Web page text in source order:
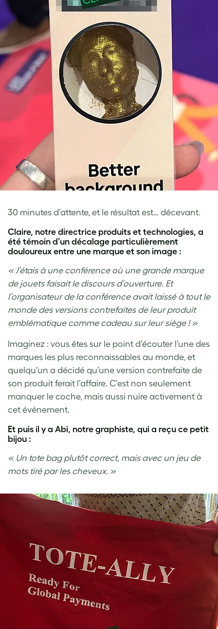
30 minutes d’attente, et le résultat est… décevant.
Claire, notre directrice produits et technologies, a
été témoin d’un décalage particulièrement
douloureux entre une marque et son image :
« J’étais à une conférence où une grande marque
de jouets faisait le discours d’ouverture. Et
l’organisateur de la conférence avait laissé à tout le
monde des versions contrefaites de leur produit
emblématique comme cadeau sur leur siège ! »
Imaginez : vous êtes sur le point d’écouter l’une des
marques les plus reconnaissables au monde, et
quelqu’un a décidé qu’une version contrefaite de
son produit ferait l’affaire. C’est non seulement
manquer le coche, mais aussi nuire activement à
cet événement.
Et puis il y a Abi, notre graphiste, qui a reçu ce petit
bijou :
« Un tote bag plutôt correct, mais avec un jeu de
mots tiré par les cheveux. »